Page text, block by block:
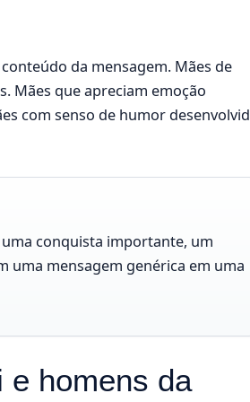
da mensagem. Mães de
Mães que apreciam emoção
com senso de humor
conquista importante, um
mensagem genérica em uma
e homens da